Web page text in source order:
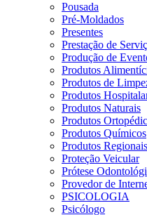
Pousada
Pré-Moldados
Presentes
Prestação de
Produção de
Produtos
Produtos de
Produtos
Produtos Naturais
Produtos
Produtos Químicos
Produtos
Proteção Veicular
Prótese
Provedor de
PSICOLOGIA
Psicólogo